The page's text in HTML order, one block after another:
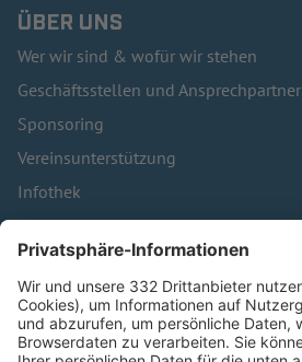
ÜBER UNS
Wer wir sind & wofür wir stehen
Geschäftsstellen und Ansprechpartner
Sponsoring
Vereinsunterstützung
Infothek
Kontakt
HÄUFIG BESUCHTE SEITEN
Pässe und Vereinswechsel